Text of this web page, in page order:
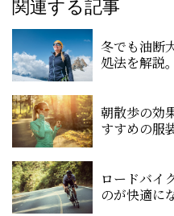
関連する記事
冬でも油断
処法を解説
朝散歩の効
すすめの服
ロードバイ
のが快適に